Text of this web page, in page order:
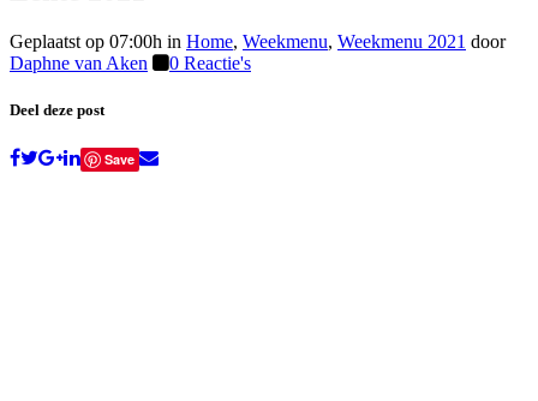
Geplaatst op 07:00h in Home, Weekmenu, Weekmenu 2021 door
Daphne van Aken
0 Reactie's
Deel deze post
Save